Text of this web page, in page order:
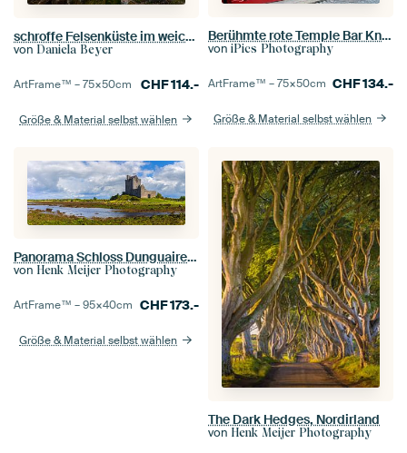
schroffe Felsenküste im weichen Abendlicht
von Daniela Beyer
ArtFrame™ –75×50cm CHF114.-
Größe & Material selbst wählen
Berühmte rote Temple Bar Kneipe in Dublin
von iPics Photography
ArtFrame™ –75×50cm CHF134.-
Größe & Material selbst wählen
Panorama Schloss Dunguaire, Irland
von Henk Meijer Photography
ArtFrame™ –95×40cm CHF173.-
Größe & Material selbst wählen
The Dark Hedges, Nordirland
von Henk Meijer Photography